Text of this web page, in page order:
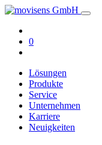
0
Lösungen
Produkte
Service
Unternehmen
Karriere
Neuigkeiten